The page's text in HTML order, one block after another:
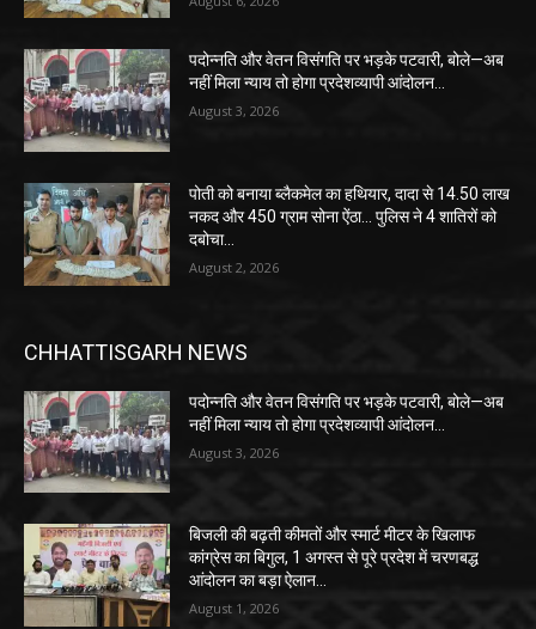
पदोन्नति और वेतन विसंगति पर भड़के पटवारी, बोले—अब
नहीं मिला न्याय तो होगा प्रदेशव्यापी आंदोलन…
August 3, 2026
पोती को बनाया ब्लैकमेल का हथियार, दादा से 14.50 लाख
नकद और 450 ग्राम सोना ऐंठा… पुलिस ने 4 शातिरों को
दबोचा…
August 2, 2026
CHHATTISGARH NEWS
पदोन्नति और वेतन विसंगति पर भड़के पटवारी, बोले—अब
नहीं मिला न्याय तो होगा प्रदेशव्यापी आंदोलन…
August 3, 2026
बिजली की बढ़ती कीमतों और स्मार्ट मीटर के खिलाफ
कांग्रेस का बिगुल, 1 अगस्त से पूरे प्रदेश में चरणबद्ध
आंदोलन का बड़ा ऐलान…
August 1, 2026